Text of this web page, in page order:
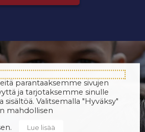
parantaaksemme sivujen
ja tarjotaksemme sinulle
sisältöä. Valitsemalla "Hyväksy"
mahdollisen
Lue lisää